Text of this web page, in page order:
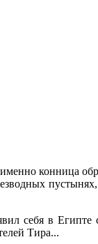
конница
себя в
Тира...